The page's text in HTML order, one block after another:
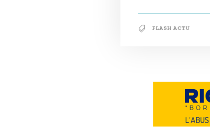
FLASH ACTU
Notre philosophie